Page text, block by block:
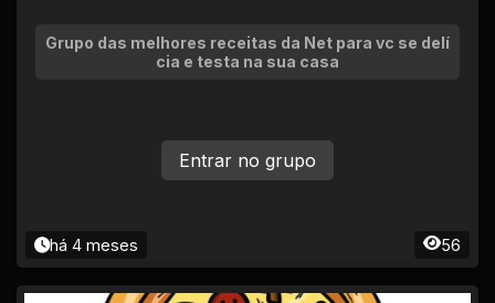
Grupo das melhores receitas da Net para vc se delí
cia e testa na sua casa
há 4 meses 56
Entrar no grupo